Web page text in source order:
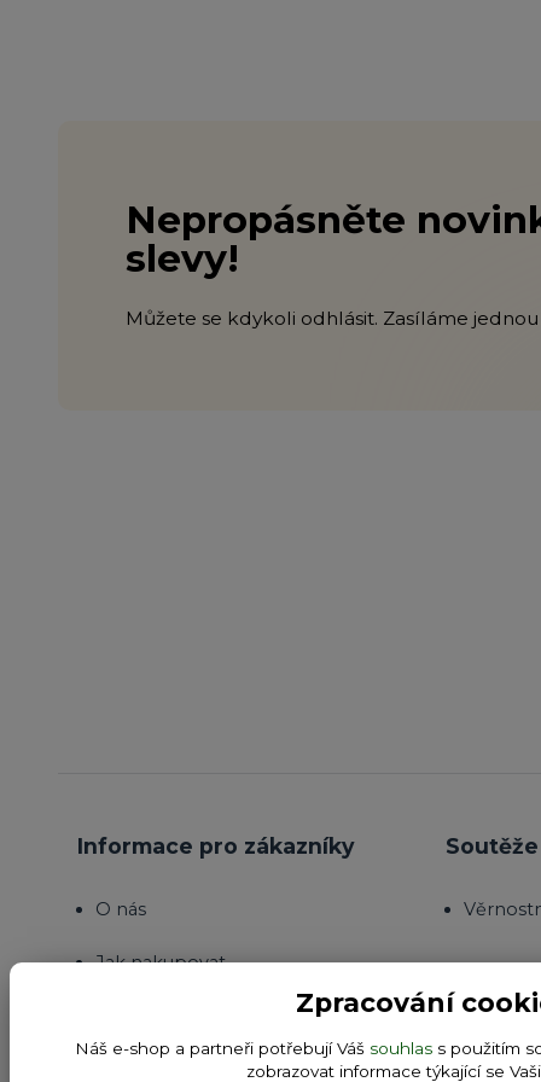
Nepropásněte
slevy!
Můžete se kdykoli odhlásit. Zasíláme jednou
Informace pro zákazníky
O nás
Jak nakupovat
Zpracování
Náš e-shop a partneři potřebují Váš souhlas s použitím
zobrazovat informace týkající se